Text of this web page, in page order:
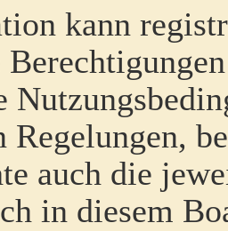
kann
Regelungen,
auch die
in diesem